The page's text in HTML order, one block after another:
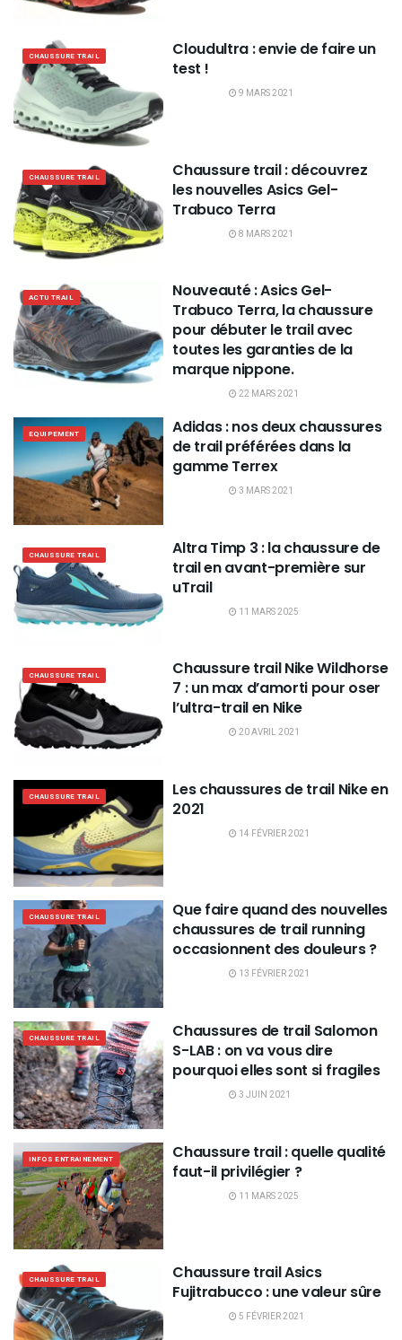
CHAUSSURE TRAIL
Cloudultra : envie de faire un
test !
9 MARS 2021
CHAUSSURE TRAIL
Chaussure trail : découvrez
les nouvelles Asics Gel-
Trabuco Terra
8 MARS 2021
ACTU TRAIL
Nouveauté : Asics Gel-
Trabuco Terra, la chaussure
pour débuter le trail avec
toutes les garanties de la
marque nippone.
22 MARS 2021
EQUIPEMENT
Adidas : nos deux chaussures
de trail préférées dans la
gamme Terrex
3 MARS 2021
CHAUSSURE TRAIL
Altra Timp 3 : la chaussure de
trail en avant-première sur
uTrail
11 MARS 2025
CHAUSSURE TRAIL
Chaussure trail Nike Wildhorse
7 : un max d’amorti pour oser
l’ultra-trail en Nike
20 AVRIL 2021
CHAUSSURE TRAIL
Les chaussures de trail Nike en
2021
14 FÉVRIER 2021
CHAUSSURE TRAIL
Que faire quand des nouvelles
chaussures de trail running
occasionnent des douleurs ?
13 FÉVRIER 2021
CHAUSSURE TRAIL
Chaussures de trail Salomon
S-LAB : on va vous dire
pourquoi elles sont si fragiles
3 JUIN 2021
INFOS ENTRAINEMENT
Chaussure trail : quelle qualité
faut-il privilégier ?
11 MARS 2025
CHAUSSURE TRAIL
Chaussure trail Asics
Fujitrabucco : une valeur sûre
5 FÉVRIER 2021